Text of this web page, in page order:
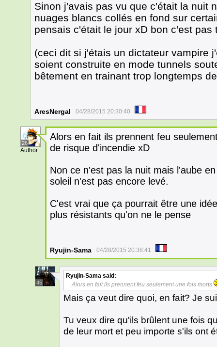
Sinon j'avais pas vu que c'était la nuit
nuages blancs collés en fond sur
pensais c'était le jour xD bon c'est pas
(ceci dit si j'étais un dictateur vampire
soient construite en mode tunnels
bêtement en trainant trop longtemps
AresNergal 04/28/2015 20:30:40
26
Author
Alors en fait ils prennent feu
de risque d'incendie xD
Non ce n'est pas la nuit mais l'aube
soleil n'est pas encore levé.
C'est vrai que ça pourrait être une
plus résistants qu'on ne le pense
Ryujin-Sama 04/28/2015 20:38:41
45
Ryujin-Sama said:
Alors en fait ils prennent feu seulement une fois morts
Mais ça veut dire quoi, en fait? Je
Tu veux dire qu'ils brûlent une fois
de leur mort et peu importe s'ils ont